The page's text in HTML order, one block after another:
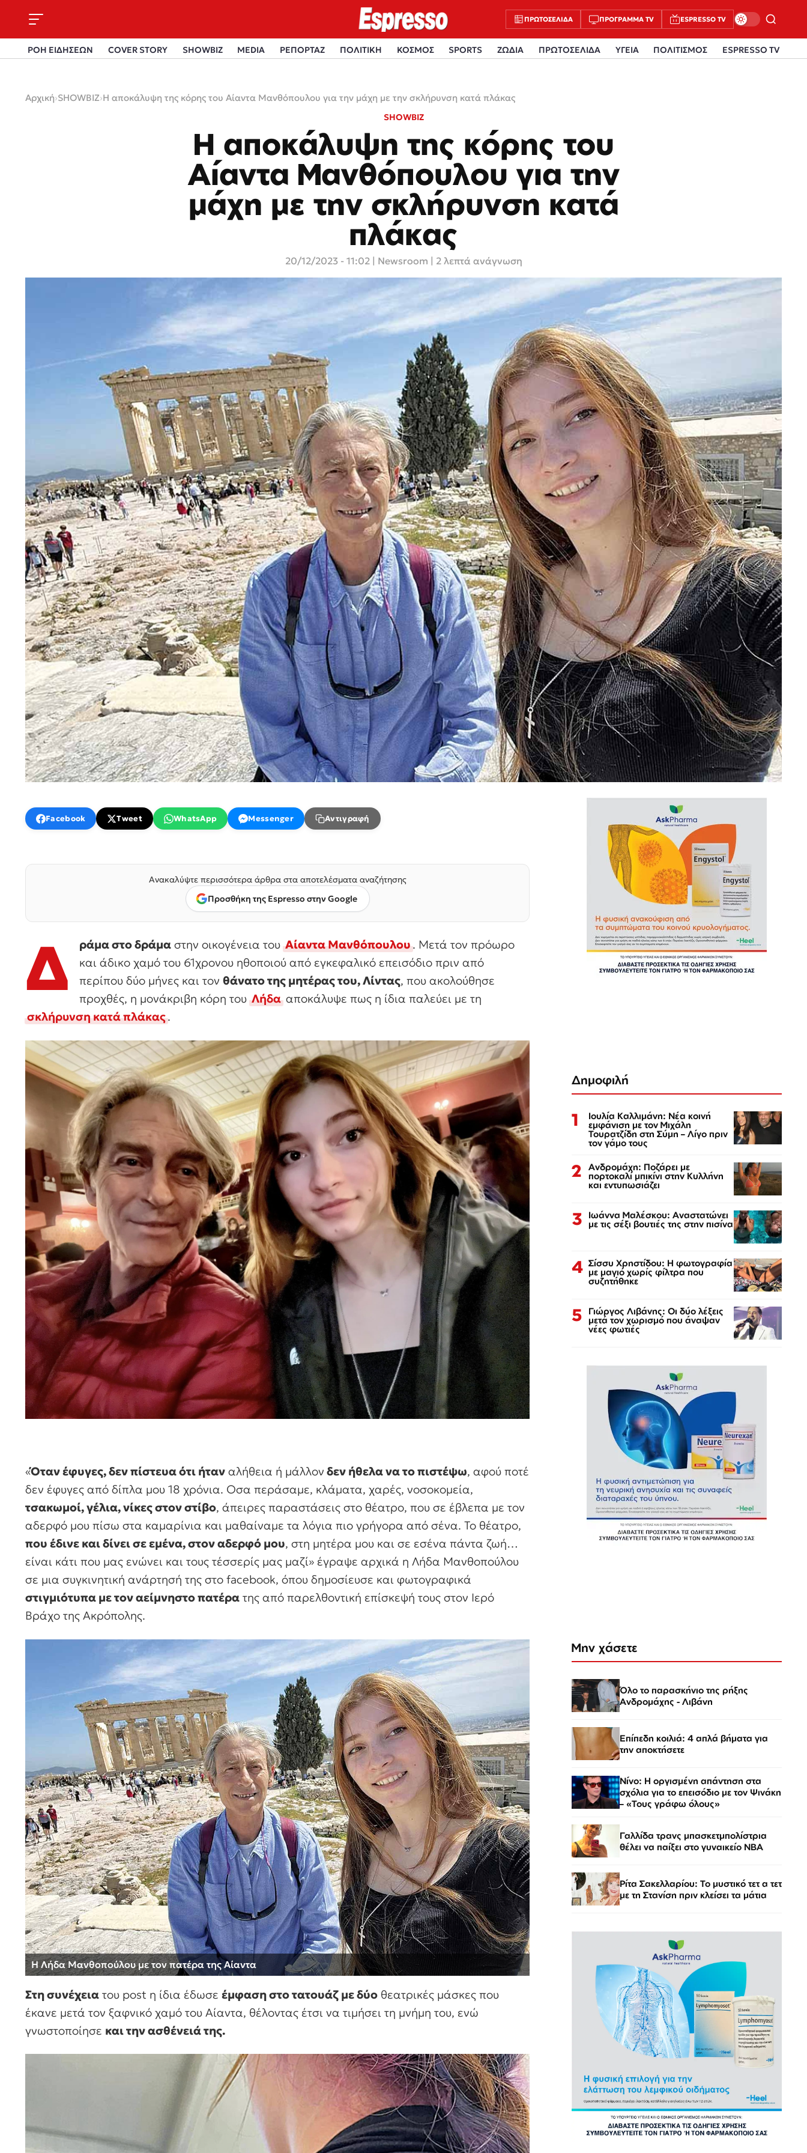
ΠΡΩΤΟΣΈΛΙΔΑ ΠΡΌΓΡΑΜΜΑ TV ESPRESSO TV
ΡΟΗ ΕΙΔΗΣΕΩΝ COVER STORY SHOWBIZ MEDIA ΡΕΠΟΡΤΑΖ ΠΟΛΙΤΙΚΗ ΚΟΣΜΟΣ SPORTS ΖΩΔΙΑ ΠΡΩΤΟΣΕΛΙΔΑ ΥΓΕΙΑ ΠΟΛΙΤΙΣΜΟΣ ESPRESSO TV
Αρχική›SHOWBIZ›Η αποκάλυψη της κόρης του Αίαντα Μανθόπουλου για την μάχη με την σκλήρυνση κατά πλάκας
SHOWBIZ
Η αποκάλυψη της κόρης του
Αίαντα Μανθόπουλου για την
μάχη με την σκλήρυνση κατά
πλάκας
20/12/2023 - 11:02 Newsroom | 2 λεπτά ανάγνωση
Facebook Tweet WhatsApp Messenger Αντιγραφή
Ανακαλύψτε περισσότερα άρθρα στα αποτελέσματα αναζήτησης
Προσθήκη της Espresso στην Google
Δ ράμα στο δράμα στην οικογένεια τουΑίαντα Μανθόπουλου. Μετά τον πρόωρο
και άδικο χαμό του 61χρονου ηθοποιού από εγκεφαλικό επεισόδιο πριν από
περίπου δύο μήνες και τον θάνατο της μητέρας του, Λίντας, που ακολούθησε
προχθές, η μονάκριβη κόρη τουΛήδααποκάλυψε πως η ίδια παλεύει με τη
σκλήρυνση κατά πλάκας.
«Όταν έφυγες, δεν πίστευα ότι ήταν αλήθεια ή μάλλον δεν ήθελα να το πιστέψω, αφού ποτέ
δεν έφυγες από δίπλα μου 18 χρόνια. Οσα περάσαμε, κλάματα, χαρές, νοσοκομεία,
τσακωμοί, γέλια, νίκες στον στίβο, άπειρες παραστάσεις στο θέατρο, που σε έβλεπα με τον
αδερφό μου πίσω στα καμαρίνια και μαθαίναμε τα λόγια πιο γρήγορα από σένα. Το θέατρο,
που έδινε και δίνει σε εμένα, στον αδερφό μου, στη μητέρα μου και σε εσένα πάντα ζωή…
είναι κάτι που μας ενώνει και τους τέσσερίς μας μαζί» έγραψε αρχικά η Λήδα Μανθοπούλου
σε μια συγκινητική ανάρτησή της στο facebook, όπου δημοσίευσε και φωτογραφικά
στιγμιότυπα με τον αείμνηστο πατέρα της από παρελθοντική επίσκεψή τους στον Ιερό
Βράχο της Ακρόπολης.
Η Λήδα Μανθοπούλου με τον πατέρα της Αίαντα
Στη συνέχεια του post η ίδια έδωσε έμφαση στο τατουάζ με δύο θεατρικές μάσκες που
έκανε μετά τον ξαφνικό χαμό του Αίαντα, θέλοντας έτσι να τιμήσει τη μνήμη του, ενώ
γνωστοποίησε και την ασθένειά της.
Δημοφιλή
1 Ιουλία Καλλιμάνη: Νέα κοινή
εμφάνιση με τον Μιχάλη
Τουρατζίδη στη Σύμη – Λίγο πριν
τον γάμο τους
2 Ανδρομάχη: Ποζάρει με
πορτοκαλί μπικίνι στην Κυλλήνη
και εντυπωσιάζει
3 Ιωάννα Μαλέσκου: Αναστατώνει
με τις σέξι βουτιές της στην πισίνα
4 Σίσσυ Χρηστίδου: Η φωτογραφία
με μαγιό χωρίς φίλτρα που
συζητήθηκε
5 Γιώργος Λιβάνης: Οι δύο λέξεις
μετά τον χωρισμό που άναψαν
νέες φωτιές
Μην χάσετε
Όλο το παρασκήνιο της ρήξης
Ανδρομάχης - Λιβάνη
Επίπεδη κοιλιά: 4 απλά βήματα για
την αποκτήσετε
Νίνο: Η οργισμένη απάντηση στα
σχόλια για το επεισόδιο με τον Ψινάκη
– «Τους γράφω όλους»
Γαλλίδα τρανς μπασκετμπολίστρια
θέλει να παίξει στο γυναικείο ΝΒΑ
Ρίτα Σακελλαρίου: Το μυστικό τετ α τετ
με τη Στανίση πριν κλείσει τα μάτια